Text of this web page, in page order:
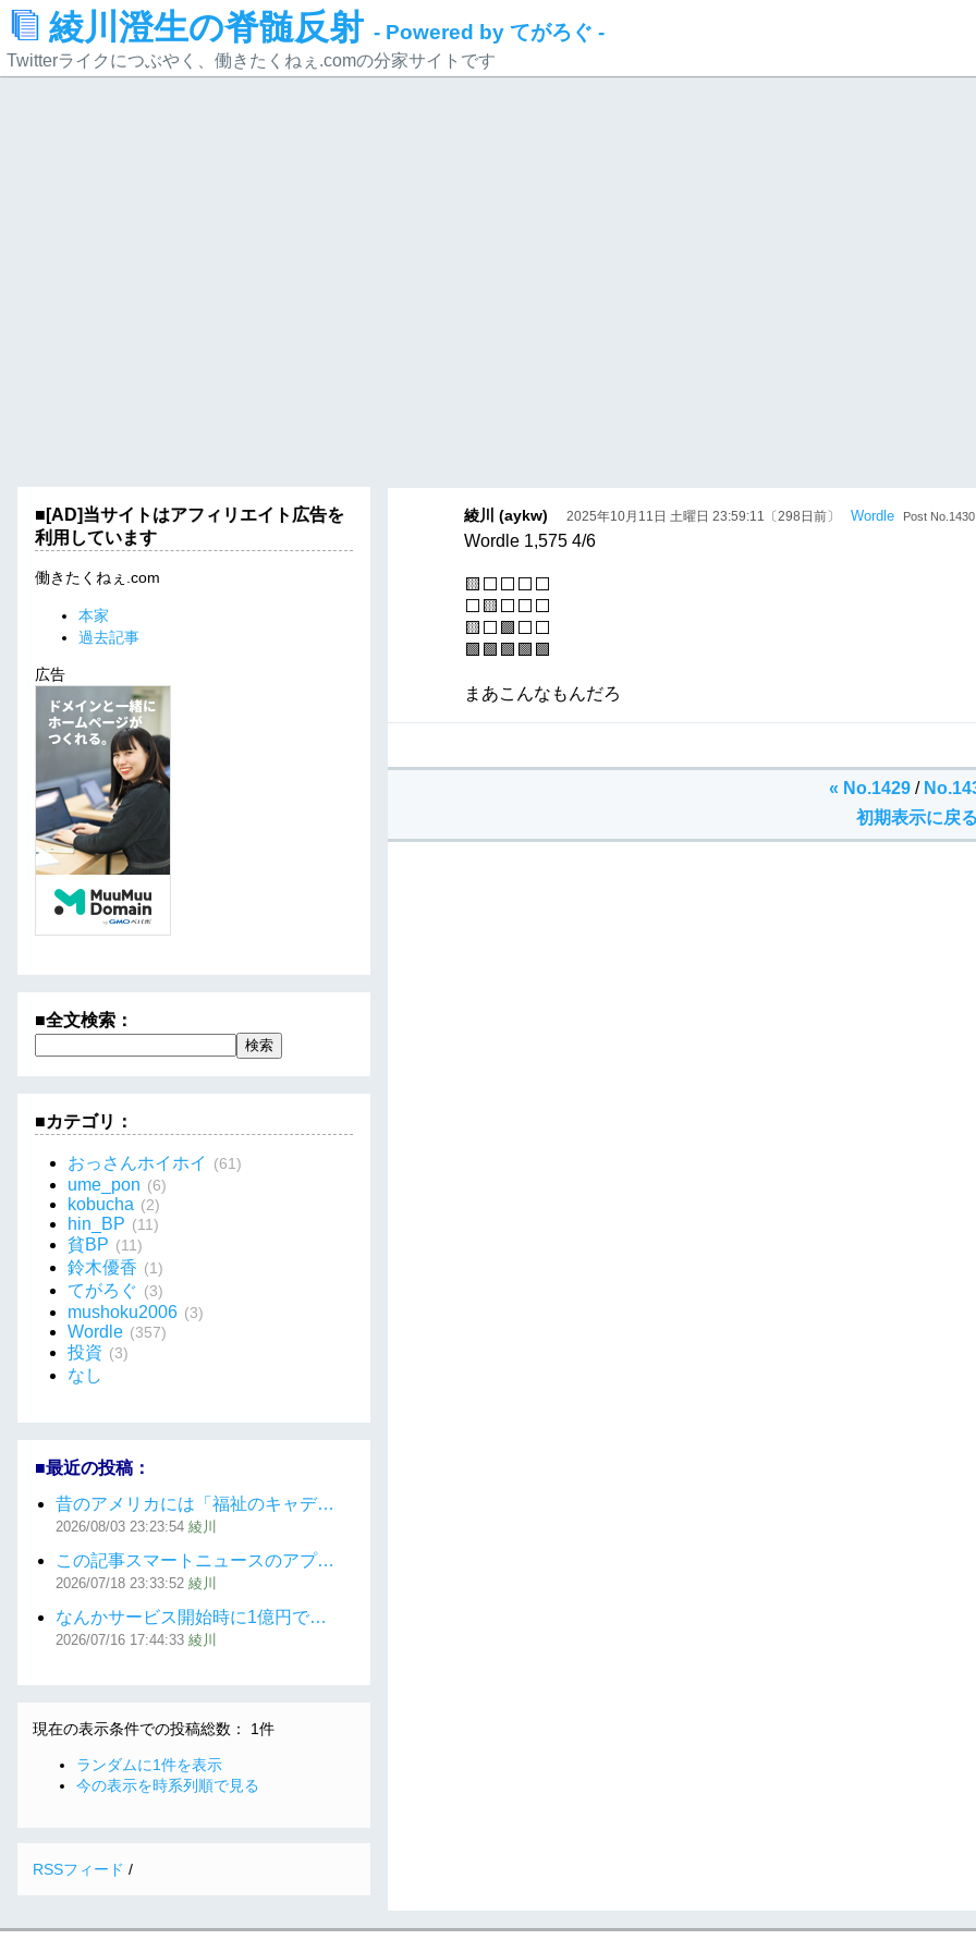
綾川澄生の脊髄反射 - Powered by てがろぐ -
Twitterライクにつぶやく、働きたくねぇ.comの分家サイトです
綾川 (aykw) 2025年10月11日 土曜日 23:59:11〔298日前〕 Wordle Post No.1430
Wordle 1,575 4/6
🟨⬜⬜⬜⬜
⬜🟨⬜⬜⬜
🟨⬜🟩⬜⬜
🟩🟩🟩🟩🟩
まあこんなもんだろ
« No.1429 /
初期表示に戻る
■[AD]当サイトはアフィリエイト広告を
利用しています
働きたくねぇ.com
本家
過去記事
広告
■全文検索：
■カテゴリ：
おっさんホイホイ (61)
ume_pon (6)
kobucha (2)
hin_BP (11)
貧BP (11)
鈴木優香 (1)
てがろぐ (3)
mushoku2006 (3)
Wordle (357)
投資 (3)
なし
■最近の投稿：
昔のアメリカには「福祉のキャデ…
2026/08/03 23:23:54 綾川
この記事スマートニュースのアプ…
2026/07/18 23:33:52 綾川
なんかサービス開始時に1億円で…
2026/07/16 17:44:33 綾川
現在の表示条件での投稿総数： 1件
ランダムに1件を表示
今の表示を時系列順で見る
RSSフィード /